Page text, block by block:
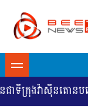
ទីក្រុងវ៉ាស៊ីនតោនបង្ក